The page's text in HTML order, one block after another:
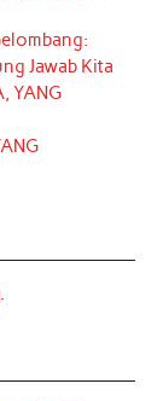
Jawab Kita
YANG